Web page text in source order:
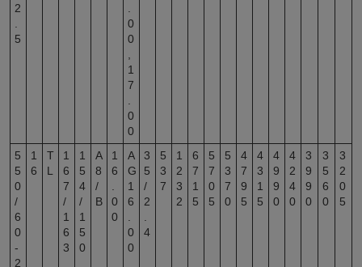
2
5
0
0
1
7
0
0
5
5
0
/
6
0
-
2
1
6
T
L
1
6
7
/
1
6
3
1
5
4
/
1
5
0
A
8
/
B
1
6
0
0
A
G
1
6
0
0
3
5
/
2
4
5
3
7
1
2
3
2
6
7
1
5
5
7
0
5
5
3
7
0
4
7
9
5
4
3
1
5
4
9
9
0
4
2
4
0
3
9
9
0
3
5
6
0
3
2
0
5